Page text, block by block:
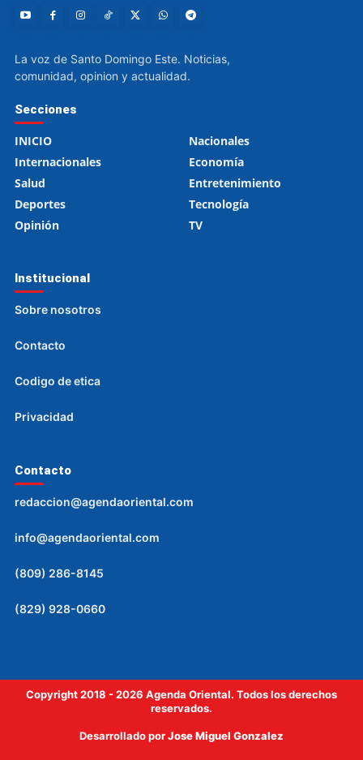
La voz de Santo Domingo Este. Noticias,
comunidad, opinion y actualidad.
Secciones
INICIO
Nacionales
Internacionales
Economía
Salud
Entretenimiento
Deportes
Tecnología
Opinión
TV
Institucional
Sobre nosotros
Contacto
Codigo de etica
Privacidad
Contacto
redaccion@agendaoriental.com
info@agendaoriental.com
(809) 286-8145
(829) 928-0660
Copyright 2018 - 2026 Agenda Oriental. Todos los derechos
reservados.
Desarrollado porJose Miguel Gonzalez